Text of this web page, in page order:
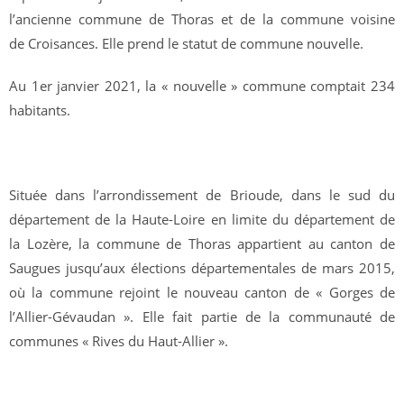
l’ancienne commune de Thoras et de la commune voisine
de Croisances. Elle prend le statut de commune nouvelle.
Au 1er janvier 2021, la « nouvelle » commune comptait 234
habitants.
Située dans l’arrondissement de Brioude, dans le sud du
département de la Haute-Loire en limite du département de
la Lozère, la commune de Thoras appartient au canton de
Saugues jusqu’aux élections départementales de mars 2015,
où la commune rejoint le nouveau canton de « Gorges de
l’Allier-Gévaudan ». Elle fait partie de la communauté de
communes « Rives du Haut-Allier ».